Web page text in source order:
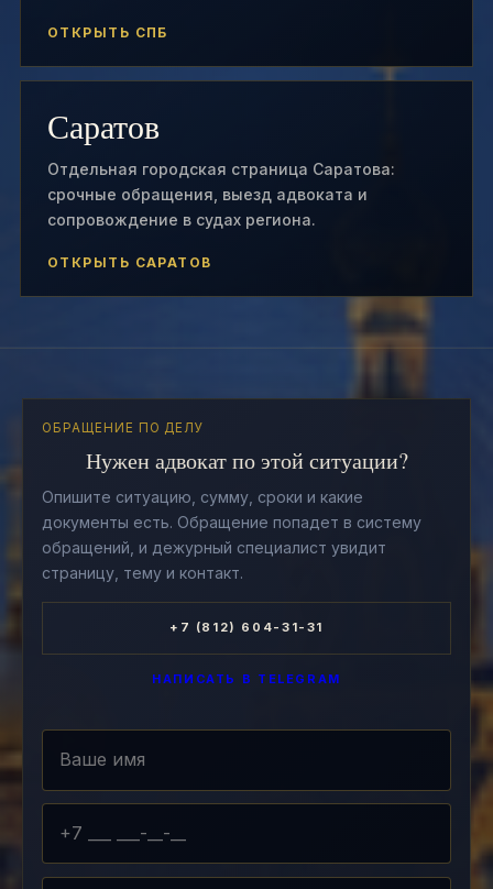
ОТКРЫТЬ СПБ
Саратов
Отдельная городская страница Саратова:
срочные обращения, выезд адвоката и
сопровождение в судах региона.
ОТКРЫТЬ САРАТОВ
ОБРАЩЕНИЕ ПО ДЕЛУ
Нужен адвокат по этой ситуации?
Опишите ситуацию, сумму, сроки и какие
документы есть. Обращение попадет в систему
обращений, и дежурный специалист увидит
страницу, тему и контакт.
+7 (812) 604-31-31
НАПИСАТЬ В TELEGRAM